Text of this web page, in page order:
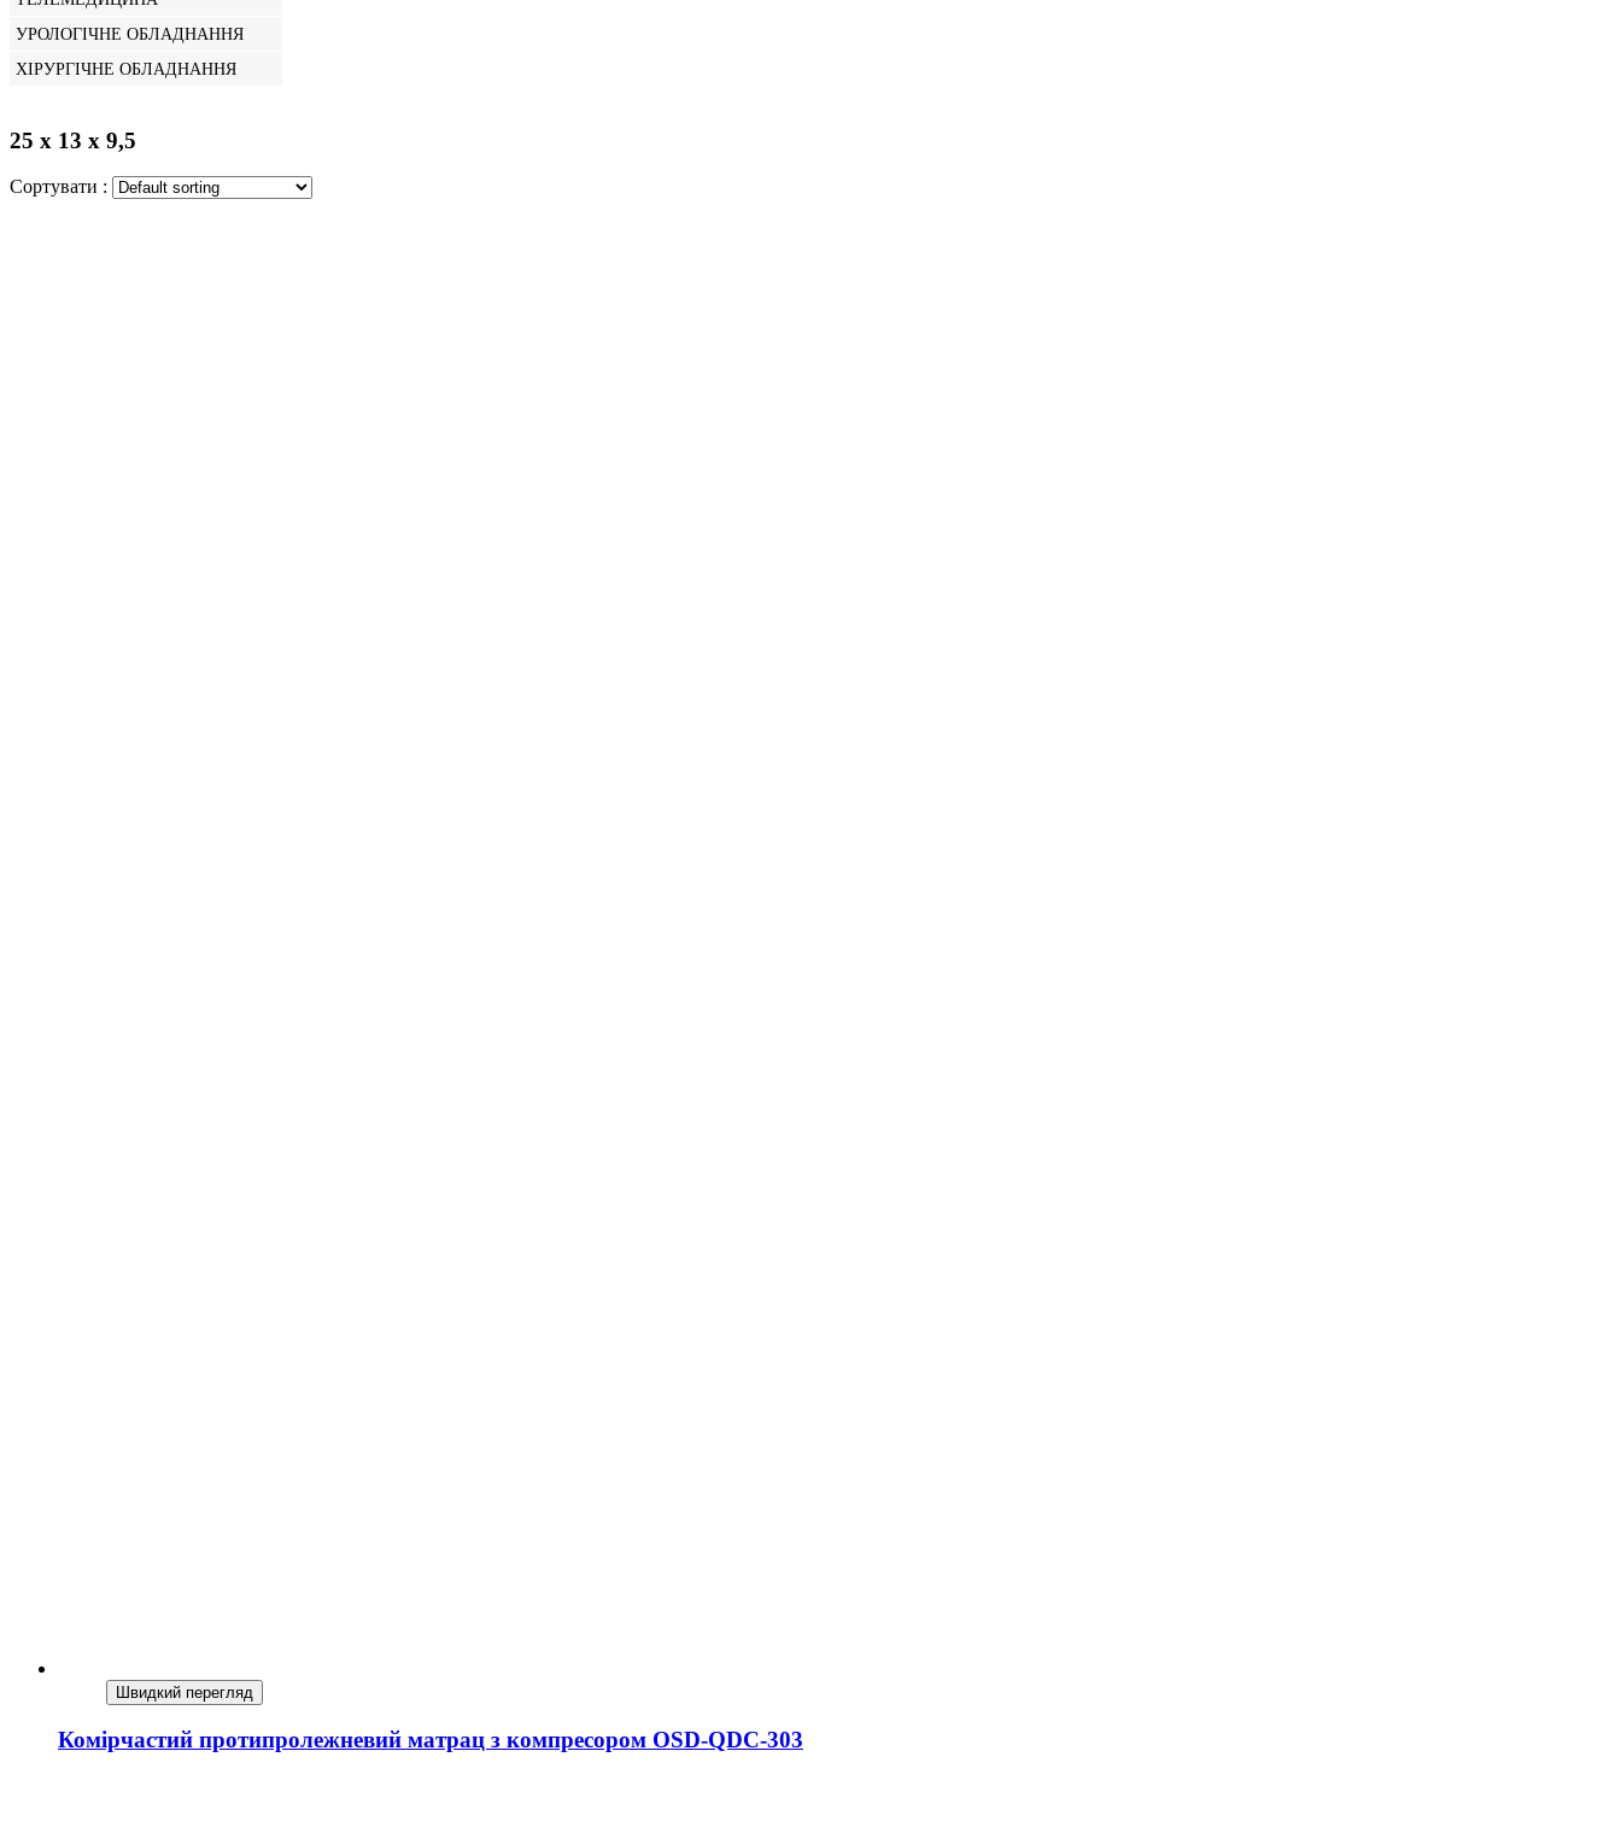
УРОЛОГІЧНЕ ОБЛАДНАННЯ
ХІРУРГІЧНЕ ОБЛАДНАННЯ
25 х 13 х 9,5
Сортувати :
Швидкий перегляд
Комірчастий протипролежневий матрац з компресором OSD-QDC-303